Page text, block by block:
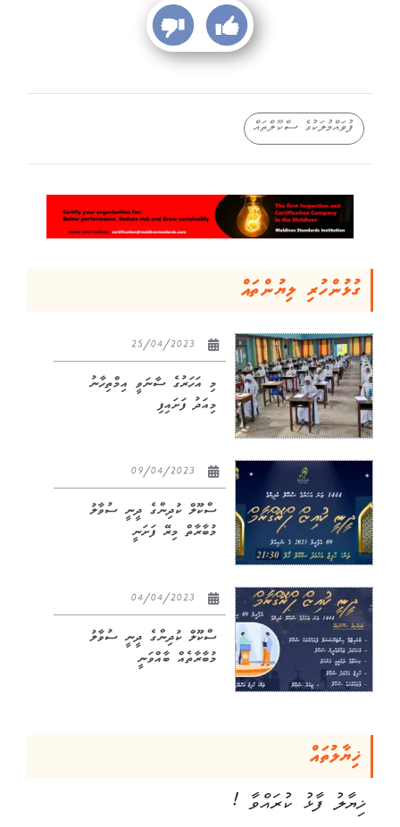
ފުވައްމުލަކުގެ ސްކޫލްތައް
ގުޅުންހުރި ލިޔުންތައް
މި އަހަރުގެ ސާނަވީ އިމްތިހާނު
މިއަދު ފަށައިފި
ސްކޫލް ކުދިންގެ ދީނީ ސުވާލު
މުބާރާތް މިރޭ ފަށަނީ
ސްކޫލް ކުދިންގެ ދީނީ ސުވާލު
މުބާރާތެއް ބާއްވަނީ
ޚިޔާލުތައް
ޚިޔާލު ފާޅު ކުރައްވާ !